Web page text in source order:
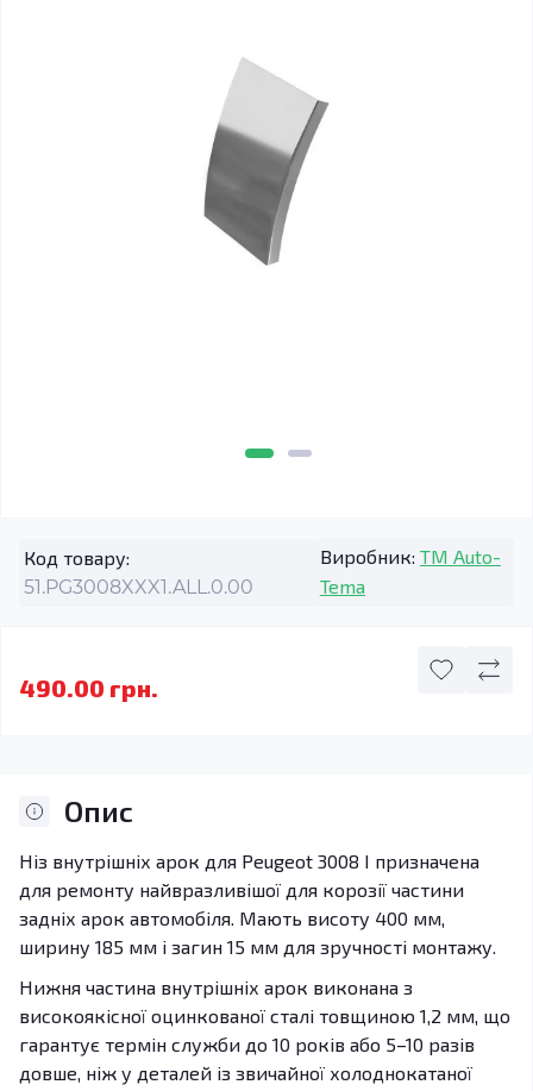
Код товару:
51.PG3008XXX1.ALL.0.00
Виробник: TM Auto-
Tema
490.00 грн.
Опис
Ніз внутрішніх арок для Peugeot 3008 I призначена
для ремонту найвразливішої для корозії частини
задніх арок автомобіля. Мають висоту 400 мм,
ширину 185 мм і загин 15 мм для зручності монтажу.
Нижня частина внутрішніх арок виконана з
високоякісної оцинкованої сталі товщиною 1,2 мм, що
гарантує термін служби до 10 років або 5–10 разів
довше, ніж у деталей із звичайної холоднокатаної